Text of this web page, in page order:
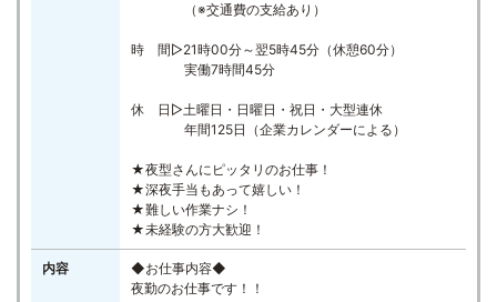
（※交通費の支給あり）
時 間▷21時00分～翌5時45分（休憩60分）
実働7時間45分
休 日▷土曜日・日曜日・祝日・大型連休
年間125日（企業カレンダーによる）
★夜型さんにピッタリのお仕事！
★深夜手当もあって嬉しい！
★難しい作業ナシ！
★未経験の方大歓迎！
内容
◆お仕事内容◆
夜勤のお仕事です！！